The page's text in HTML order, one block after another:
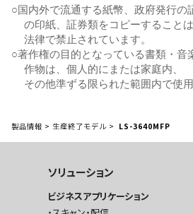
○国内外で流通する紙幣、政府発行
の印紙、証券類をコピーすること
法律で禁止されています。
○著作権の目的となっている書類・
作物は、個人的にまたは家庭内、
その他準ずる限られた範囲内で使
製品情報 > 生産終了モデル > LS-3640MFP
ソリューション
ビジネスアプリケーション